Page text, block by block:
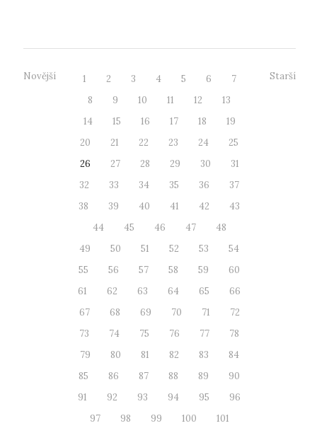
Novější 1 2 3 4 5 6
7
8
9 10 11 12
13
14
15 16 17 18
19
20
21 22 23 24
25
26
27 28 29 30
31
32
33 34 35 36
37
38
39 40 41 42
43
44
45 46 47
48
49
50 51 52 53
54
55
56 57 58 59
60
61
62 63 64 65
66
67
68 69 70 71
72
73
74 75 76 77
78
79
80 81 82 83
84
85
86 87 88 89
90
91
92 93 94 95
96
97
98 99 100
101
Starší